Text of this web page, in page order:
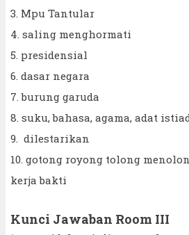
3. Mpu Tantular
4. saling menghormati
5. presidensial
6. dasar negara
7. burung garuda
8. suku, bahasa, agama, adat
9. dilestarikan
10. gotong royong tolong
kerja bakti
Kunci Jawaban Room III